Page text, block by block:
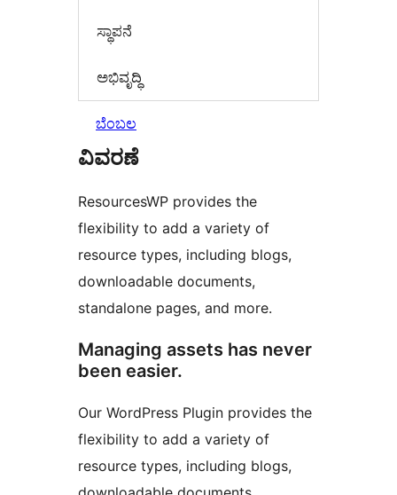
ಸ್ಥಾಪನೆ
ಅಭಿವೃದ್ಧಿ
ಬೆಂಬಲ
ವಿವರಣೆ
ResourcesWP provides the
flexibility to add a variety of
resource types, including blogs,
downloadable documents,
standalone pages, and more.
Managing assets has never
been easier.
Our WordPress Plugin provides the
flexibility to add a variety of
resource types, including blogs,